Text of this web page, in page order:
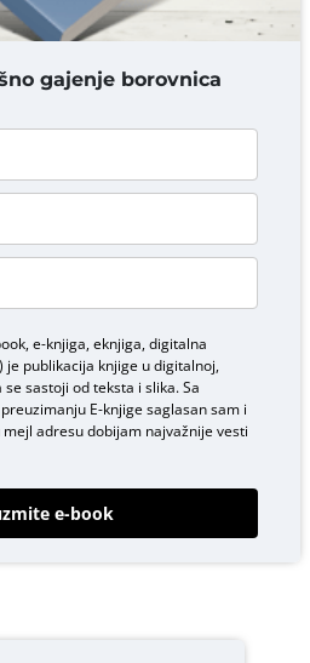
KOMENTAR
gajenje borovnica
e-knjiga, eknjiga, digitalna
je publikacija knjige u digitalnoj,
sastoji od teksta i slika. Sa
preuzimanju E-knjigesaglasan sam i
adresu dobijam najvažnije vesti
e-book